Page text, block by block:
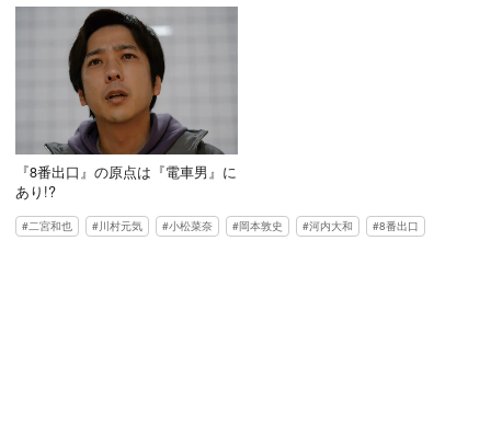
『8番出口』の原点は『電車男』に
あり!?
二宮和也 川村元気 小松菜奈 岡本敦史 河内大和 8番出口